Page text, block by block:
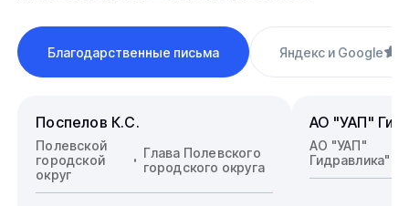
Благодарственные письма Яндекс и Google
Поспелов К.С.
Полевской
городской
округ
Глава Полевского
городского округа
АО "УАП"
АО "УАП"
Гидравлика"